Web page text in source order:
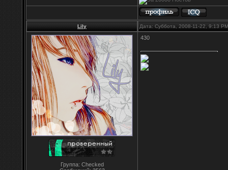
Lily Дата: Суббота, 2008-11-22, 9:13
Группа: Checked
430